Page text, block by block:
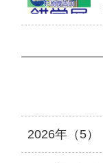
2026年（5）